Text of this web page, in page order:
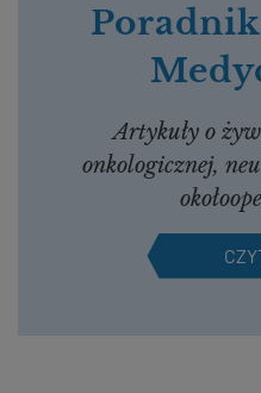
Artykuły o
onkologicznej,